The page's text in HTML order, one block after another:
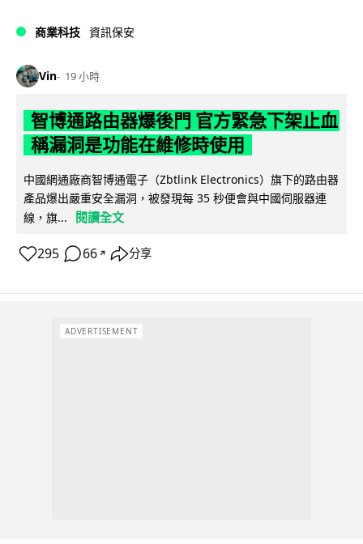
商業科技 資訊保安
Vin 19 小時
智博通路由器爆後門 官方緊急下架止血
稱漏洞是功能在維修時使用
中國網通廠商智博通電子（Zbtlink Electronics）旗下的路由器
產品爆出嚴重安全漏洞，被發現每 35 秒便會與中國伺服器連
線，旗...
閱讀全文
295 66 ↗ 分享
ADVERTISEMENT